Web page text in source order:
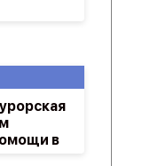
в